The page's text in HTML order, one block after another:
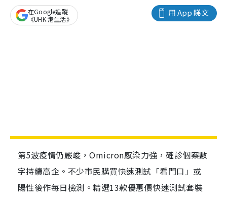
用 App 睇文
在Google追蹤
《UHK 港生活》
第5波疫情仍嚴峻，Omicron感染力強，確診個案數
字持續高企。不少市民購買快速測試「看門口」或
陽性後作每日檢測。精選13款優惠價快速測試套裝